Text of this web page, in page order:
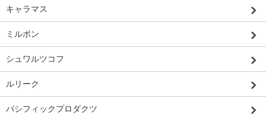
キャラマス
ミルボン
シュワルツコフ
ルリーク
パシフィックプロダクツ